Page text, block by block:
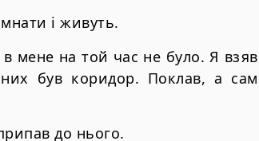
і живуть.
мене на той час не було. Я взяв
був коридор. Поклав, а сам
до нього.